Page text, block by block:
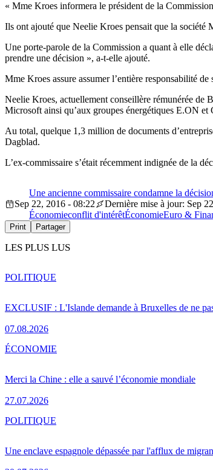
« Mme Kroes informera le président de la
Ils ont ajouté que Neelie Kroes pensait que la société
Une porte-parole de la Commission a quant à elle
prendre une décision », a-t-elle ajouté.
Mme Kroes assure assumer l’entière responsabilité de
Neelie Kroes, actuellement conseillère rémunérée de
Microsoft ainsi qu’aux groupes énergétiques E.ON et
Au total, quelque 1,3 million de documents
Dagblad.
L’ex-commissaire s’était récemment indignée de la
Une ancienne commissaire condamne la
Sep 22, 2016 - 08:22
Dernière mise à jour: Sep
Économieconflit d'intérêtÉconomieEuro &
Print Partager
LES PLUS LUS
EXCLUSIF : L'Islande demande à Bruxelles de ne
07.08.2026
POLITIQUE
Merci la Chine : elle a sauvé l’économie mondiale
27.07.2026
ÉCONOMIE
Une enclave espagnole dépassée par l'afflux de
POLITIQUE